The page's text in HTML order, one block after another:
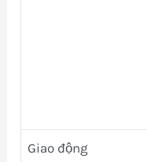
Giao động